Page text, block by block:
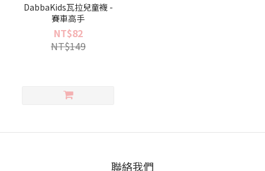
DabbaKids瓦拉兒童襪 -
賽車高手
NT$82
NT$149
聯絡我們